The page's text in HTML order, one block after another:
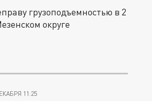
грузоподъемностью в 2
округе
11:25